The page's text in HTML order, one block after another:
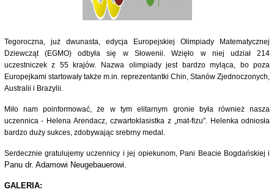
Tegoroczna, już dwunasta, edycja Europejskiej Olimpiady Matematycznej
Dziewcząt (EGMO) odbyła się w Słowenii. Wzięło w niej udział 214
uczestniczek z 55 krajów. Nazwa olimpiady jest bardzo myląca, bo poza
Europejkami startowały także m.in. reprezentantki Chin, Stanów Zjednoczonych,
Australii i Brazylii.
Miło nam poinformować, że w tym elitarnym gronie była również nasza
uczennica - Helena Arendacz, czwartoklasistka z „mat-fizu”. Helenka odniosła
bardzo duży sukces, zdobywając srebrny medal.
Serdecznie gratulujemy uczennicy i jej opiekunom, Pani Beacie Bogdańskiej i
Panu dr. Adamowi Neugebauerowi.
GALERIA: